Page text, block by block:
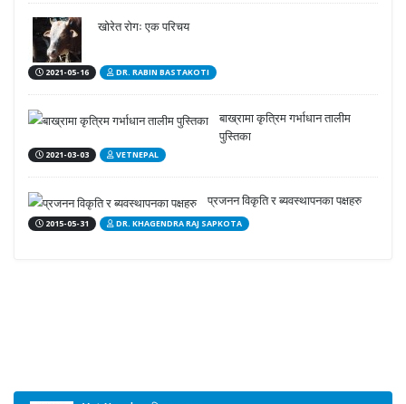
खोरेत रोगः एक परिचय
2021-05-16 DR. RABIN BASTAKOTI
बाख्रामा कृत्रिम गर्भाधान तालीम
पुस्तिका
2021-03-03 VETNEPAL
प्रजनन विकृति र ब्यवस्थापनका पक्षहरु
2015-05-31 DR. KHAGENDRA RAJ SAPKOTA